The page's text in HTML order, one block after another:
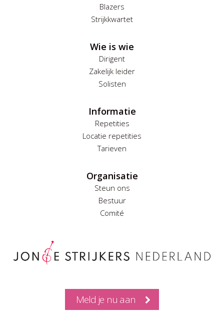
Blazers
Strijkkwartet
Wie is wie
Dirigent
Zakelijk leider
Solisten
Informatie
Repetities
Locatie repetities
Tarieven
Organisatie
Steun ons
Bestuur
Comité
Meld je nu aan